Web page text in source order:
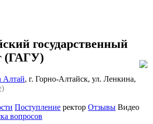
государственный
(ГАГУ)
Алтай, г. Горно-Алтайск, ул. Ленкина,
Поступление ректор Отзывы Видео
вопросов